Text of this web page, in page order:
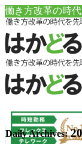
働き方改革の時
Daily Archives: